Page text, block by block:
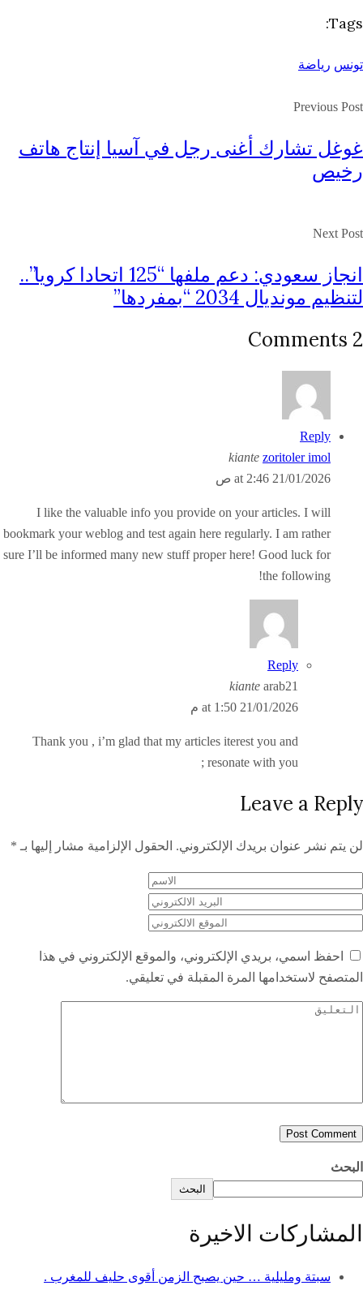
Tags:
تونس رياضة
Previous Post
غوغل تشارك أغنى رجل في آسيا إنتاج هاتف
رخيص
Next Post
انجاز سعودي: دعم ملفها “125 اتحادا كرويا”..
لتنظيم مونديال 2034 “بمفردها”
2 Comments
Reply
kiante zoritoler imol
21/01/2026 at 2:46 ص
I like the valuable info you provide on your articles. I will
bookmark your weblog and test again here regularly. I am rather
sure I’ll be informed many new stuff proper here! Good luck for
the following!
Reply
kiante arab21
21/01/2026 at 1:50 م
Thank you , i’m glad that my articles iterest you and
resonate with you ;
Leave a Reply
لن يتم نشر عنوان بريدك الإلكتروني. الحقول الإلزامية مشار إليها بـ *
احفظ اسمي، بريدي الإلكتروني، والموقع الإلكتروني في هذا
المتصفح لاستخدامها المرة المقبلة في تعليقي.
البحث
البحث
المشاركات الاخيرة
سبتة ومليلية … حين يصبح الزمن أقوى حليف للمغرب .